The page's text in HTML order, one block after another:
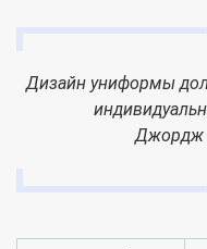
Дизайн униформы
Джордж